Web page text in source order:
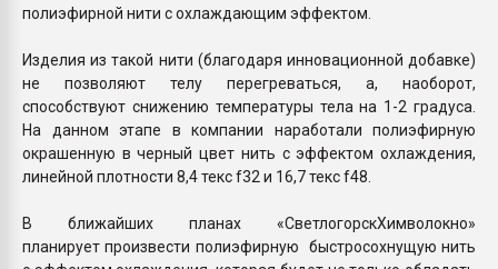
полиэфирной нити с охлаждающим эффектом.
Изделия из такой нити (благодаря инновационной добавке)
не позволяют телу перегреваться, а, наоборот,
способствуют снижению температуры тела на 1-2 градуса.
На данном этапе в компании наработали полиэфирную
окрашенную в черный цвет нить с эффектом охлаждения,
линейной плотности 8,4 текс f32 и 16,7 текс f48.
В ближайших планах «СветлогорскХимволокно»
планирует произвести полиэфирную быстросохнущую нить